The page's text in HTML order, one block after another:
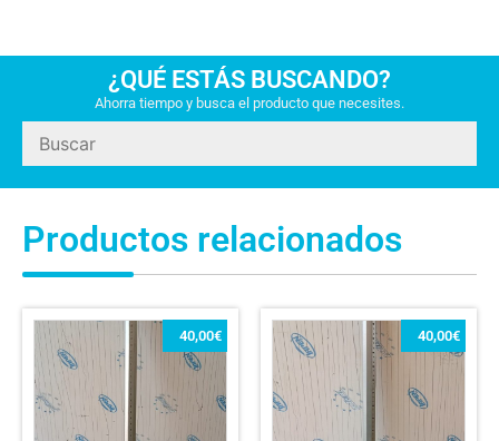
¿QUÉ ESTÁS BUSCANDO?
Ahorra tiempo y busca el producto que necesites.
Productos relacionados
40,00€ 40,00€